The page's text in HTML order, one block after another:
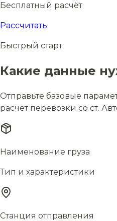
Бесплатный расчёт
Рассчитать
Быстрый старт
Какие данные
Отправьте базовые
расчёт перевозки со ст.
Наименование груза
Тип и характеристики
Станция отправления